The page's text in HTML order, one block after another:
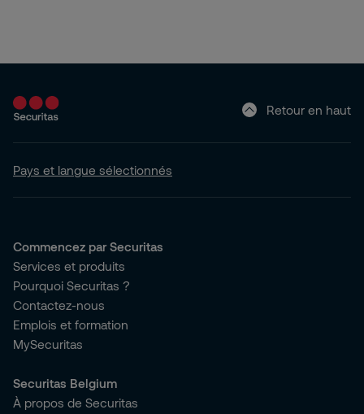
Retour en haut
Pays et langue sélectionnés
Commencez par Securitas
Services et produits
Pourquoi Securitas ?
Contactez-nous
Emplois et formation
MySecuritas
Securitas Belgium
À propos de Securitas